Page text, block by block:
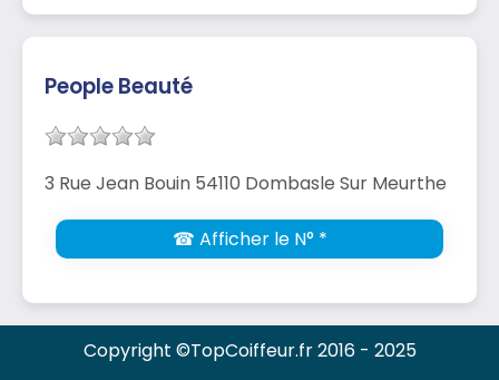
People Beauté
3 Rue Jean Bouin 54110 Dombasle Sur Meurthe
☎ Afficher le N° *
Copyright ©TopCoiffeur.fr 2016 - 2025